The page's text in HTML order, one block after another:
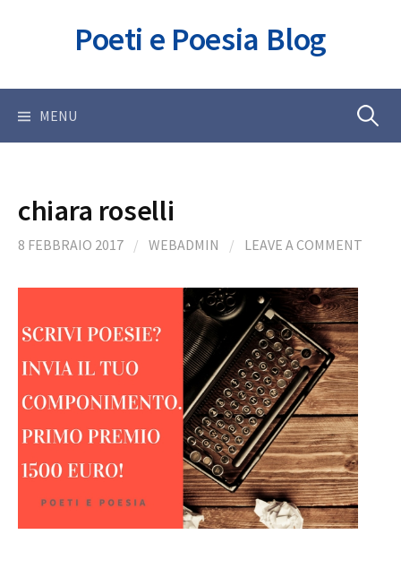
Poeti e Poesia Blog
MENU Ricerca
chiara roselli
8 FEBBRAIO 2017 / WEBADMIN / LEAVE A COMMENT